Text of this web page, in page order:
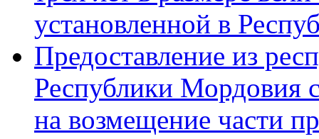
установленной в
Предоставление из
Республики Мордовия
на возмещение части